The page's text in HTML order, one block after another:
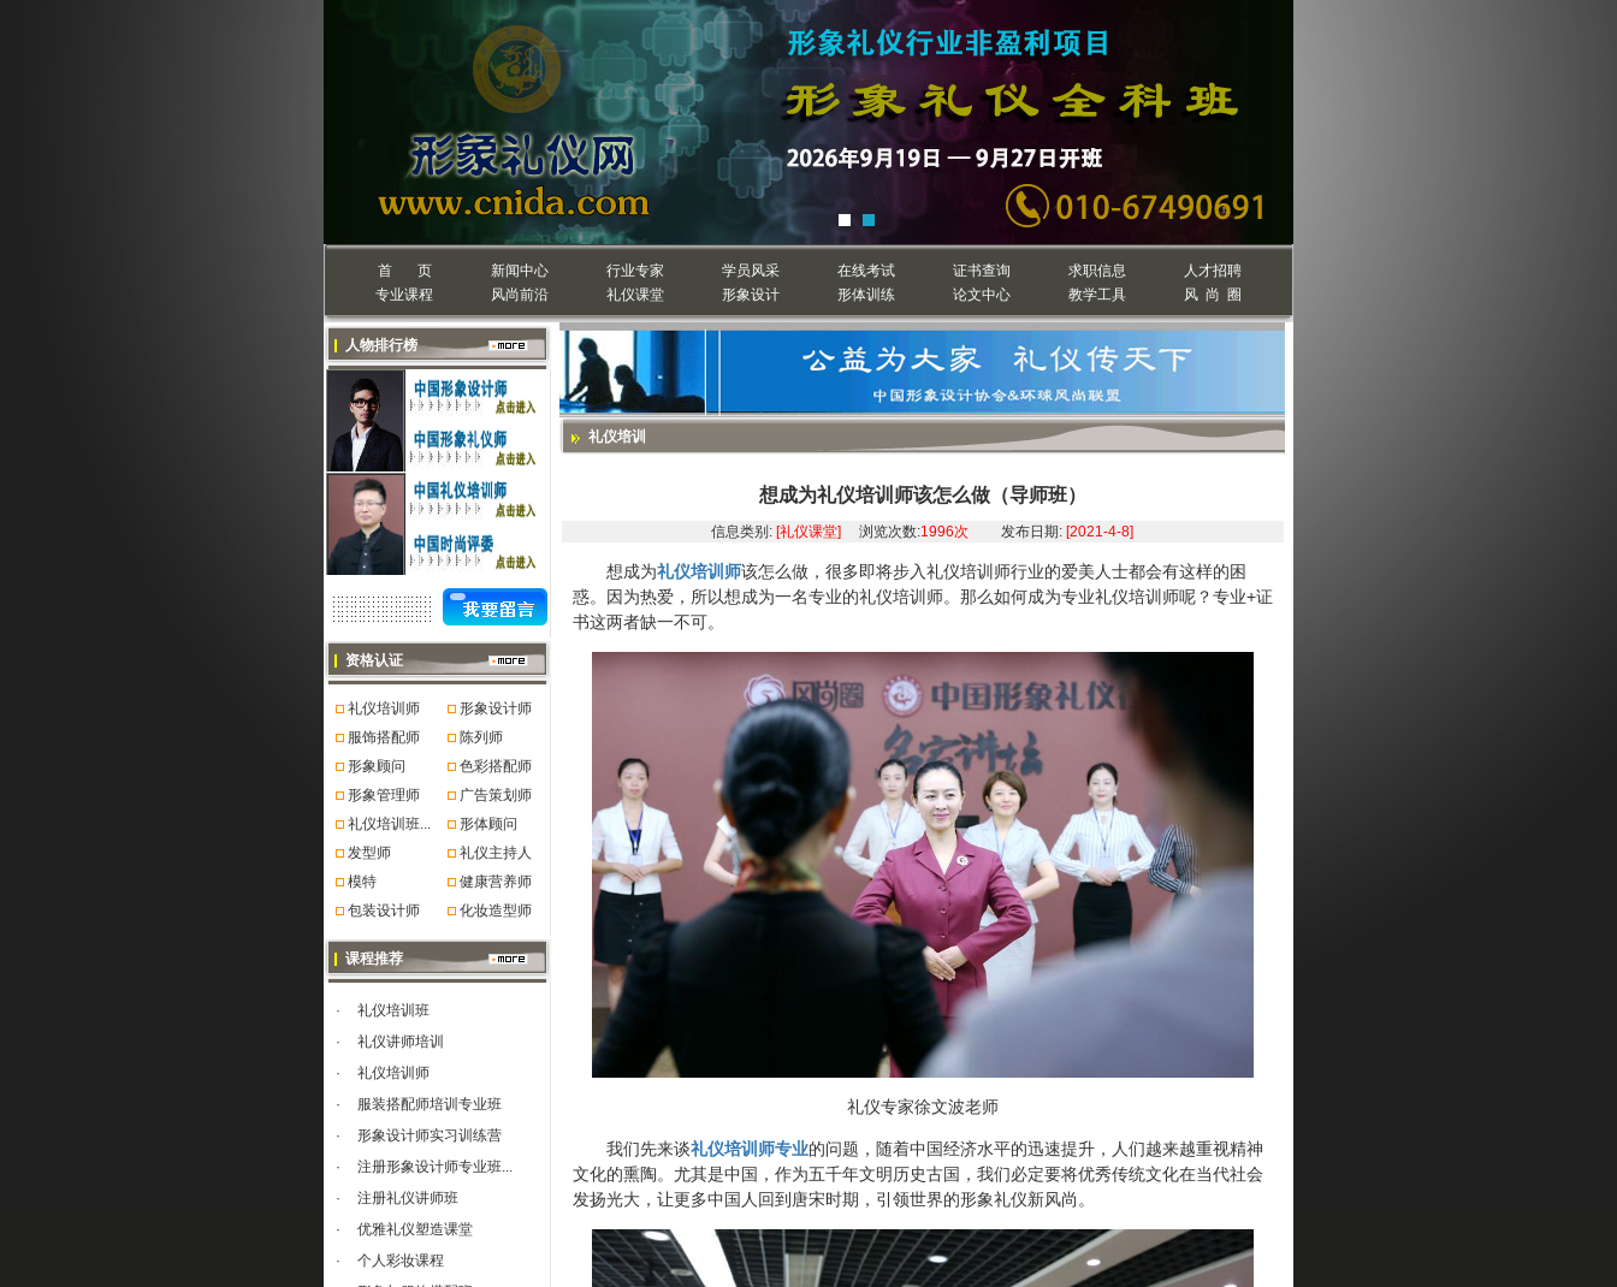
首 页 新闻中心 行业专家 学员风采 在线考试 证书查询 求职信息
人才招聘
专业课程
风尚前沿 礼仪课堂 形象设计 形体训练 论文中心 教学工具 风 尚 圈
人物排行榜
资格认证
礼仪培训师
形象设计师
服饰搭配师
陈列师
形象顾问
色彩搭配师
形象管理师
广告策划师
礼仪培训班...
形体顾问
发型师
礼仪主持人
模特
健康营养师
包装设计师
化妆造型师
课程推荐
·
礼仪培训班
·
礼仪讲师培训
·
礼仪培训师
·
服装搭配师培训专业班
·
形象设计师实习训练营
·
注册形象设计师专业班...
·
注册礼仪讲师班
·
优雅礼仪塑造课堂
·
个人彩妆课程
礼仪培训
想成为礼仪培训师该怎么做（导师班）
信息类别: [礼仪课堂] 浏览次数:1996次 发布日期: [2021-4-8]
想成为礼仪培训师该怎么做，很多即将步入礼仪培训师行业的爱美人士都会有这样的困
惑。因为热爱，所以想成为一名专业的礼仪培训师。那么如何成为专业礼仪培训师呢？专业+证
书这两者缺一不可。
礼仪专家徐文波老师
我们先来谈礼仪培训师专业的问题，随着中国经济水平的迅速提升，人们越来越重视精神
文化的熏陶。尤其是中国，作为五千年文明历史古国，我们必定要将优秀传统文化在当代社会
发扬光大，让更多中国人回到唐宋时期，引领世界的形象礼仪新风尚。